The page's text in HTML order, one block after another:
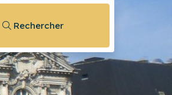
Rechercher